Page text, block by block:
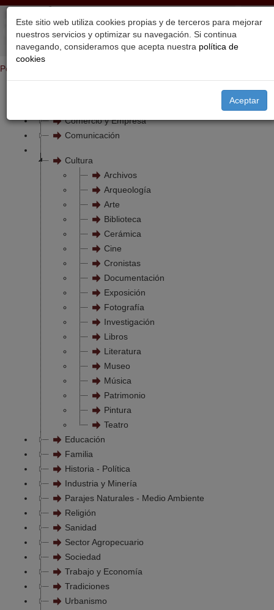
Este sitio web utiliza cookies propias y de terceros para mejorar
nuestros servicios y optimizar su navegación. Si continua
navegando, consideramos que acepta nuestra política de
cookies
Aceptar
Portada
Temas
Comercio y Empresa
Comunicación
Cultura
Archivos
Arqueología
Arte
Biblioteca
Cerámica
Cine
Cronistas
Documentación
Exposición
Fotografía
Investigación
Libros
Literatura
Museo
Música
Patrimonio
Pintura
Teatro
Educación
Familia
Historia - Política
Industria y Minería
Parajes Naturales - Medio Ambiente
Religión
Sanidad
Sector Agropecuario
Sociedad
Trabajo y Economía
Tradiciones
Urbanismo